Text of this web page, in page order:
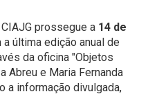
prossegue a 14 de
a última edição anual de
da oficina "Objetos
Abreu e Maria Fernanda
a informação divulgada,